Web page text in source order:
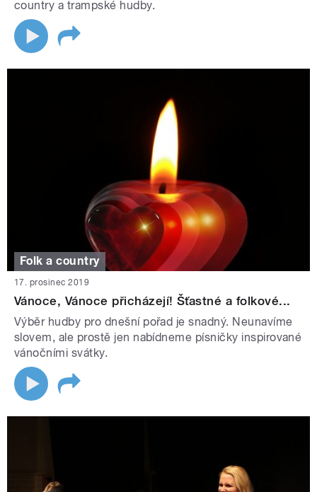
country a trampské hudby.
Folk a country
17. prosinec 2019
Vánoce, Vánoce přicházejí! Šťastné a folkové...
Výběr hudby pro dnešní pořad je snadný. Neunavíme
slovem, ale prostě jen nabídneme písničky inspirované
vánočními svátky.